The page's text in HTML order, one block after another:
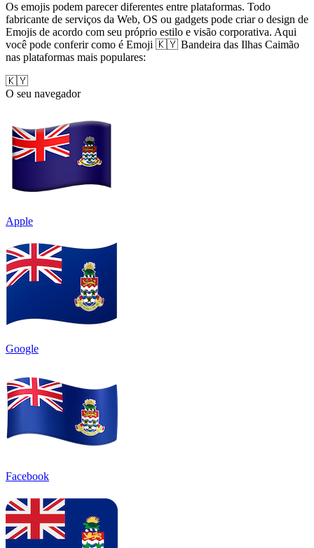
Os emojis podem parecer diferentes entre plataformas. Todo
fabricante de serviços da Web, OS ou gadgets pode criar o design de
Emojis de acordo com seu próprio estilo e visão corporativa. Aqui
você pode conferir como é Emoji 🇰🇾 Bandeira das Ilhas Caimão
nas plataformas mais populares:
🇰🇾
O seu navegador
Apple
Google
Facebook